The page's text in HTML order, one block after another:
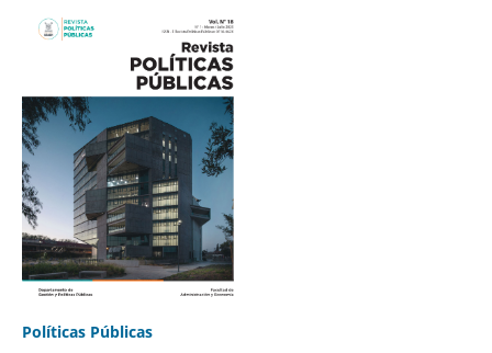
Políticas Públicas